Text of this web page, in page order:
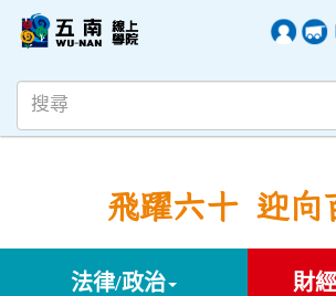
飛躍六十 迎向
法律/政治 財